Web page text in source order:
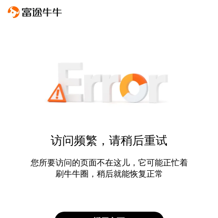
访问频繁，请稍后重试
您所要访问的页面不在这儿，它可能正忙着
刷牛牛圈，稍后就能恢复正常